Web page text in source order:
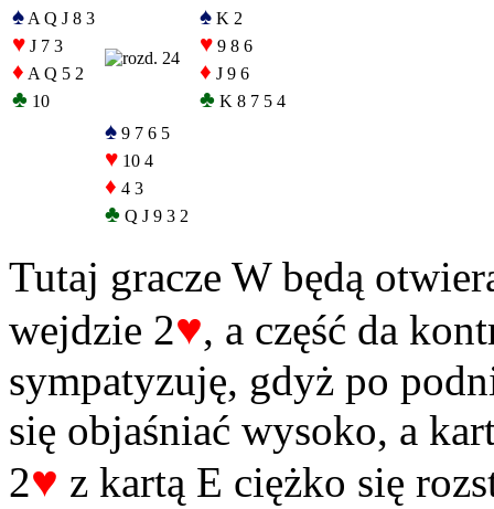
♠ A Q J 8 3
♥ J 7 3
♦ A Q 5 2
♣ 10
♠ K 2
♥ 9 8 6
♦ J 9 6
♣ K 8 7 5 4
♠ 9 7 6 5
♥ 10 4
♦ 4 3
♣ Q J 9 3 2
Tutaj gracze W będą
wejdzie 2♥, a część da
sympatyzuję, gdyż po
się objaśniać wysoko, a
2♥ z kartą E ciężko się